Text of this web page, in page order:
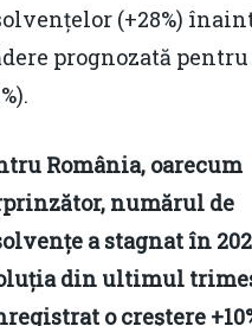
(+28%)
prognozată pentru
România, oarecum
numărul de
a stagnat în
din ultimul
o creștere